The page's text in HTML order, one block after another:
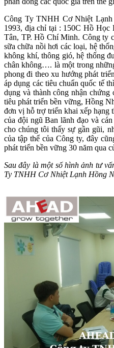
Công Ty TNHH Cơ Nhiệt
1993, địa chỉ tại : 150C Hồ
Tân, TP. Hồ Chí Minh. Công ty
sữa chữa nồi hơi các loại, hệ
không khí, thông gió, hệ thống
chân không…. là một trong
phong đi theo xu hướng phát
áp dụng các tiêu chuẩn quốc tế
dụng và thành công nhận
tiêu phát triển bền vững, Hồng
đơn vị hỗ trợ triển khai xếp hạng
của đội ngũ Ban lãnh đạo và
cho chúng tôi thấy sự gần gũi,
của tập thể của Công ty, đây
phát triển bền vững 30 năm qua
Sau đây là một số hình ảnh tư
Ty TNHH Cơ Nhiệt Lạnh Hồng